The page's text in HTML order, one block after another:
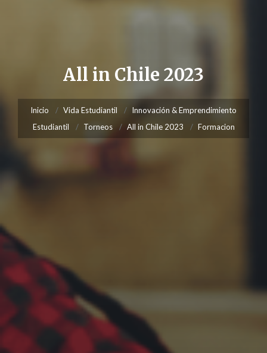
All in Chile 2023
Inicio Vida Estudiantil
Innovación & Emprendimiento
Estudiantil
Torneos All in Chile 2023 Formacion